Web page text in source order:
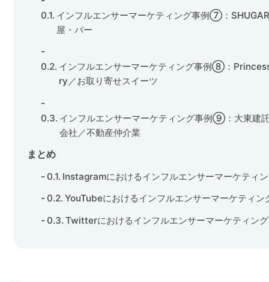
インフルエンサーマーケティング事例⑦：
屋・バー
インフルエンサーマーケティング事例⑧：
ry／お取り寄せスイーツ
インフルエンサーマーケティング事例⑨：大東建
会社／不動産仲介業
まとめ
Instagramにおけるインフルエンサーマーケティ
YouTubeにおけるインフルエンサーマーケティン
Twitterにおけるインフルエンサーマーケティン